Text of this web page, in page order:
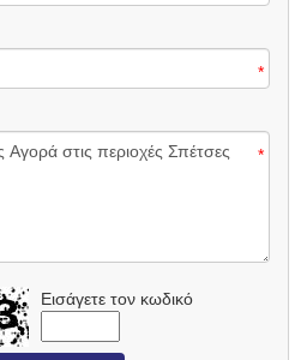
*
*
Εισάγετε τον κωδικό